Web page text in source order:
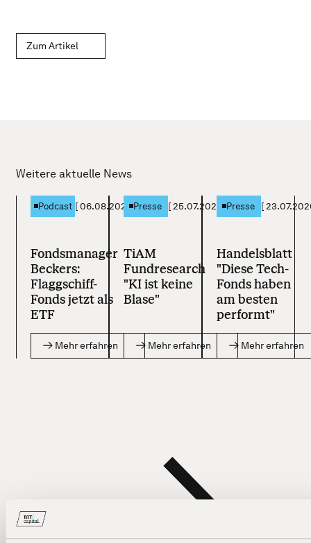
Zum Artikel
Weitere aktuelle News
Podcast [06.08.2026]
Fondsmanager
Beckers:
Flaggschiff-
Fonds jetzt als
ETF
Mehr erfahren
Presse [25.07.2026 ]
TiAM
Fundresearch
"KI ist keine
Blase"
Mehr erfahren
Presse [
Handelsblatt
"Diese Tech-
Fonds haben
am besten
performt"
Mehr erfahren